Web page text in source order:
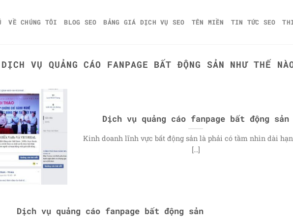
VỀ CHÚNG TÔI BLOG SEO BẢNG GIÁ DỊCH VỤ SEO TÊN MIỀN TIN TỨC SEO
DỊCH VỤ QUẢNG CÁO FANPAGE BẤT ĐỘNG SẢN NHƯ THẾ
Dịch vụ quảng cáo fanpage bất động sản
Kinh doanh lĩnh vực bất động sản là phải có tầm nhìn dài
[...]
Dịch vụ quảng cáo fanpage bất động sản